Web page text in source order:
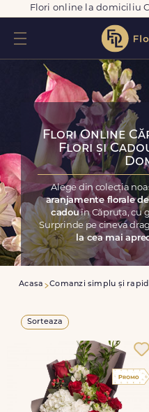
Flori online la domiciliu
Flori Online
Flori și
Alege din colecția
aranjamente florale
cadouîn Căpruța, cu
Surprinde pe cineva
la cea mai
Acasa Comanzi simplu și
Sorteaza